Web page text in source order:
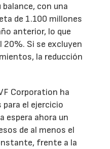
con una
de 1.100 millones
anterior, lo que
20%. Si se excluyen
la reducción
Corporation ha
para el ejercicio
espera ahora un
de al menos el
frente a la